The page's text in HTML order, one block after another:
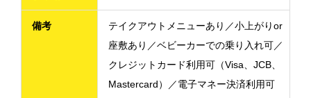
備考
テイクアウトメニューあり／小上がりor
座敷あり／ベビーカーでの乗り入れ可／
クレジットカード利用可（Visa、JCB、
Mastercard）／電子マネー決済利用可